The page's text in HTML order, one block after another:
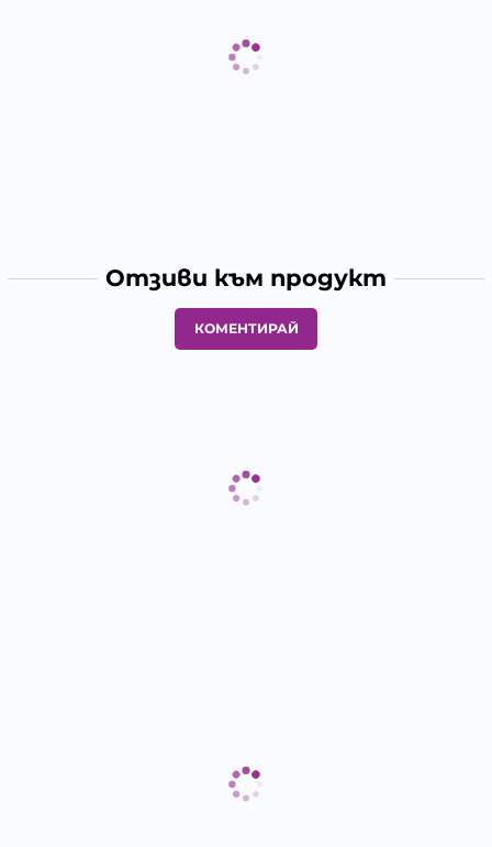
Отзиви към продукт
КОМЕНТИРАЙ